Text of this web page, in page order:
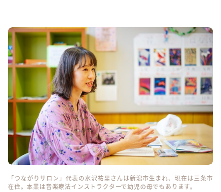
「つながりサロン」代表の水沢祐里さんは新潟市生まれ、現在は三条市
在住。本業は音楽療法インストラクターで幼児の母でもあります。